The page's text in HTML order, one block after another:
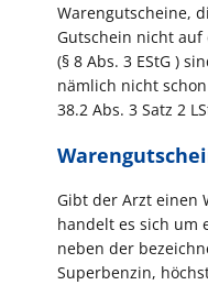
Warengutscheine,
Gutschein nicht auf
(§ 8 Abs. 3 EStG )
nämlich nicht
38.2 Abs. 3 Satz 2
Gibt der Arzt einen
handelt es sich um
neben der
Superbenzin,